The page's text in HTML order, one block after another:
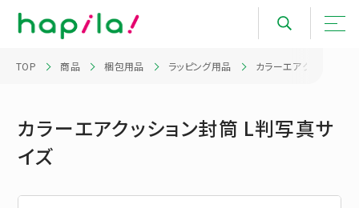
TOP 商品 梱包用品 ラッピング用品 カラーエアクッション
カラーエアクッション封筒 L判写真サ
イズ